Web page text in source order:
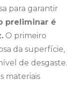
para garantir
preliminar é
O primeiro
da superfície,
de desgaste.
materiais